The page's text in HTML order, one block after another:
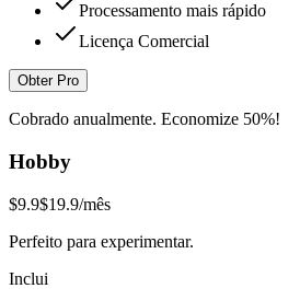
Processamento mais rápido
Licença Comercial
Obter Pro
Cobrado anualmente. Economize 50%!
Hobby
$9.9$19.9/mês
Perfeito para experimentar.
Inclui